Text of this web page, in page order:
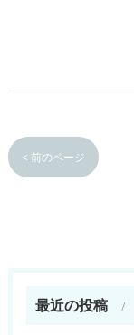
< 前のページ
最近の投稿